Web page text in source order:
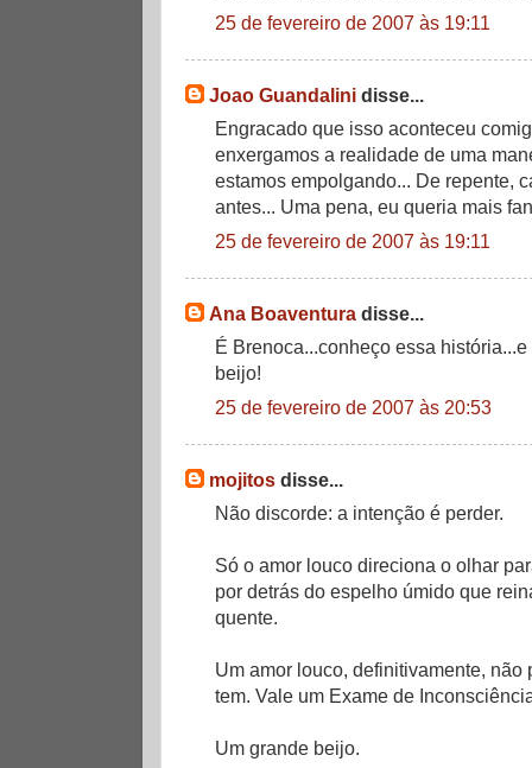
25 de fevereiro de 2007 às 19:11
Joao Guandalini disse...
Engracado que isso aconteceu
enxergamos a realidade de uma
estamos empolgando... De repente,
antes... Uma pena, eu queria mais
25 de fevereiro de 2007 às 19:11
Ana Boaventura disse...
É Brenoca...conheço essa história...e
beijo!
25 de fevereiro de 2007 às 20:53
mojitos disse...
Não discorde: a intenção é perder.
Só o amor louco direciona o olhar
por detrás do espelho úmido que
quente.
Um amor louco, definitivamente, não
tem. Vale um Exame de
Um grande beijo.